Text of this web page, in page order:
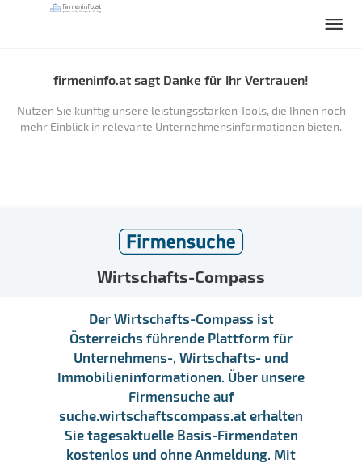
firmeninfo.at sagt Danke für Ihr Vertrauen!
Nutzen Sie künftig unsere leistungsstarken Tools, die Ihnen noch
mehr Einblick in relevante Unternehmensinformationen bieten.
Wirtschafts-Compass
Der Wirtschafts-Compass ist
Österreichs führende Plattform für
Unternehmens-, Wirtschafts- und
Immobilieninformationen. Über unsere
Firmensuche auf
suche.wirtschaftscompass.at erhalten
Sie tagesaktuelle Basis-Firmendaten
kostenlos und ohne Anmeldung. Mit